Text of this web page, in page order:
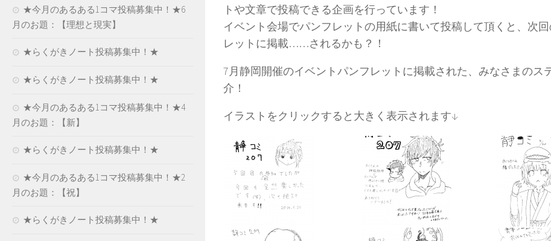
トや文章で投稿できる企画を行っています！
イベント会場でパンフレットの用紙に書いて投稿して頂くと、次
レットに掲載……されるかも？！
7月静岡開催のイベントパンフレットに掲載された、みなさまのス
介！
イラストをクリックすると大きく表示されます↓
★今月のあるある1コマ投稿募集中！★6
月のお題：【理想と現実】
★らくがきノート投稿募集中！★
★らくがきノート投稿募集中！★
★今月のあるある1コマ投稿募集中！★4
月のお題：【新】
★らくがきノート投稿募集中！★
★今月のあるある1コマ投稿募集中！★2
月のお題：【祝】
★らくがきノート投稿募集中！★